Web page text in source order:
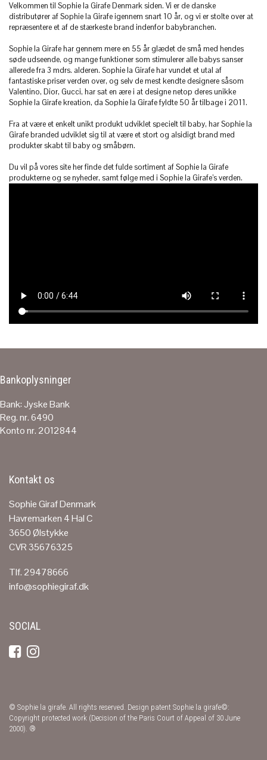
Velkommen til Sophie la Girafe Denmark siden. Vi er de danske
distributører af Sophie la Girafe igennem snart 10 år, og vi er stolte over at
repræsentere et af de stærkeste brand indenfor babybranchen.
Sophie la Girafe har gennem mere en 55 år glædet de små med hendes
søde udseende, og mange funktioner som stimulerer alle babys sanser
allerede fra 3 mdrs. alderen. Sophie la Girafe har vundet et utal af
fantastiske priser verden over, og selv de mest kendte designere såsom
Valentino, Dior, Gucci, har sat en ære i at designe netop deres unikke
Sophie la Girafe kreation, da Sophie la Girafe fyldte 50 år tilbage i 2011.
Fra at være et enkelt unikt produkt udviklet specielt til baby, har Sophie la
Girafe branded udviklet sig til at være et stort og alsidigt brand med
produkter skabt til baby og småbørn.
Du vil på vores site her finde det fulde sortiment af Sophie la Girafe
produkterne og se nyheder, samt følge med i Sophie la Girafe’s verden.
Bankoplysninger
Bank: Jyske Bank
Reg. nr. 6490
Konto nr. 2012844
Kontakt os
Sophie Giraf Denmark
Havremarken 4 Hal C
3650 Ølstykke
CVR 35676325
Tlf. 29478666
info@sophiegiraf.dk
SOCIAL
© Sophie la girafe. All rights reserved. Design patent Sophie la girafe©:
Copyright protected work (Decision of the Paris Court of Appeal of 30 June
2000). ®